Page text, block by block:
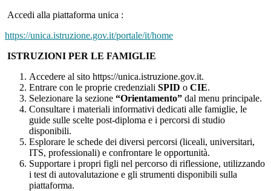
Accedi alla piattaforma unica :
https://unica.istruzione.gov.it/portale/it/home
ISTRUZIONI PER LE FAMIGLIE
Accedere al sito https://unica.istruzione.gov.it.
Entrare con le proprie credenziali SPID o CIE.
Selezionare la sezione “Orientamento” dal menu principale.
Consultare i materiali informativi dedicati alle famiglie, le
guide sulle scelte post-diploma e i percorsi di studio
disponibili.
Esplorare le schede dei diversi percorsi (liceali, universitari,
ITS, professionali) e confrontare le opportunità.
Supportare i propri figli nel percorso di riflessione, utilizzando
i test di autovalutazione e gli strumenti disponibili sulla
piattaforma.